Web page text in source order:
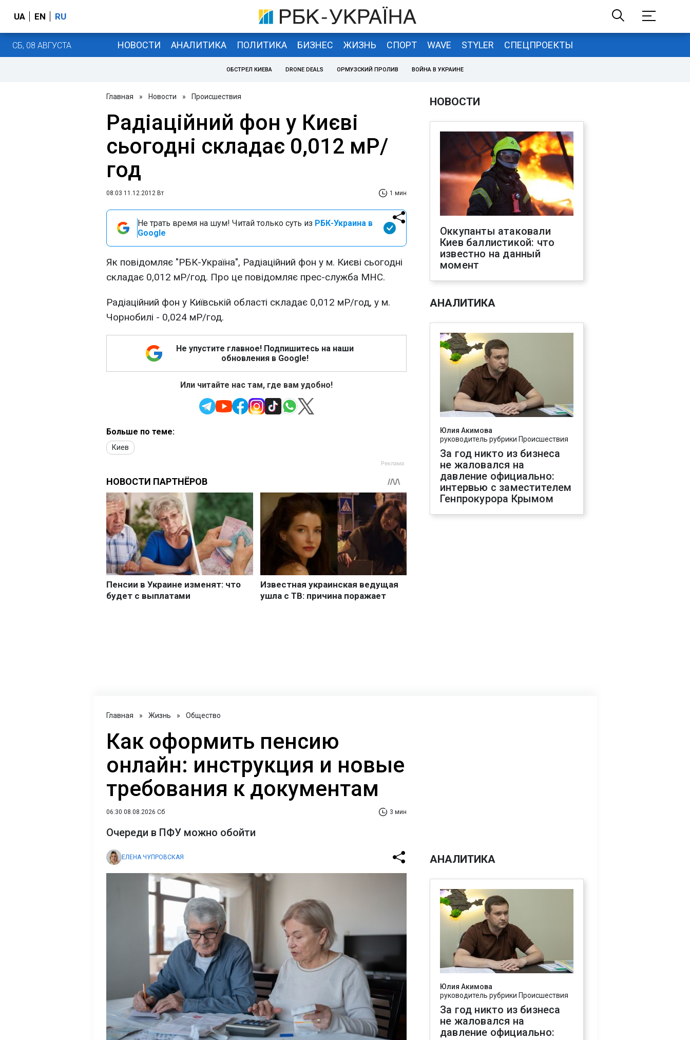
UA EN RU
СБ, 08 АВГУСТА НОВОСТИ АНАЛИТИКА ПОЛИТИКА БИЗНЕС ЖИЗНЬ СПОРТ WAVE STYLER СПЕЦПРОЕКТЫ
ОБСТРЕЛ КИЕВА DRONE DEALS ОРМУЗСКИЙ ПРОЛИВ ВОЙНА В УКРАИНЕ
Главная » Новости » Происшествия
Радіаційний фон у Києві
сьогодні складає 0,012 мР/
год
08:03 11.12.2012 Вт 1 мин
Не трать время на шум! Читай только суть из РБК-Украина в
Google
Як повідомляє "РБК-Україна", Радіаційний фон у м. Києві сьогодні
складає 0,012 мР/год. Про це повідомляє прес-служба МНС.
Радіаційний фон у Київській області складає 0,012 мР/год, у м.
Чорнобилі - 0,024 мР/год.
Не упустите главное! Подпишитесь на наши
обновления в Google!
Или читайте нас там, где вам удобно!
Больше по теме:
Киев
НОВОСТИ
Оккупанты атаковали
Киев баллистикой: что
известно на данный
момент
АНАЛИТИКА
Юлия Акимова
руководитель рубрики Происшествия
За год никто из бизнеса
не жаловался на
давление официально:
интервью с заместителем
Генпрокурора Крымом
Главная » Жизнь » Общество
Как оформить пенсию
онлайн: инструкция и новые
требования к документам
06:30 08.08.2026 Сб 3 мин
Очереди в ПФУ можно обойти
ЕЛЕНА ЧУПРОВСКАЯ АНАЛИТИКА
Юлия Акимова
руководитель рубрики Происшествия
За год никто из бизнеса
не жаловался на
давление официально: